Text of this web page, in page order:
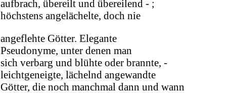
aufbrach, übereilt und übereilend - ;
höchstens angelächelte, doch nie
angeflehte Götter. Elegante
Pseudonyme, unter denen man
sich verbarg und blühte oder brannte, -
leichtgeneigte, lächelnd angewandte
Götter, die noch manchmal dann und wann